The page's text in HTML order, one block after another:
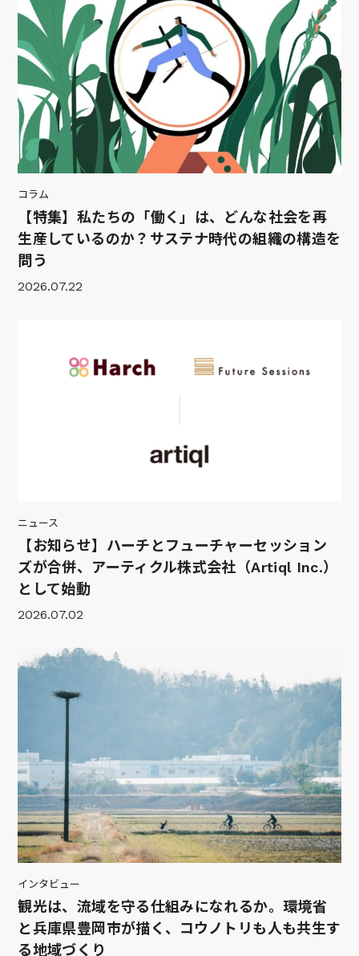
コラム
【特集】私たちの「働く」は、どんな社会を再
生産しているのか？サステナ時代の組織の構造を
問う
2026.07.22
ニュース
【お知らせ】ハーチとフューチャーセッション
ズが合併、アーティクル株式会社（Artiql Inc.）
として始動
2026.07.02
インタビュー
観光は、流域を守る仕組みになれるか。環境省
と兵庫県豊岡市が描く、コウノトリも人も共生す
る地域づくり